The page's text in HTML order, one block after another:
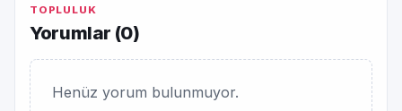
TOPLULUK
Yorumlar (0)
Henüz yorum bulunmuyor.